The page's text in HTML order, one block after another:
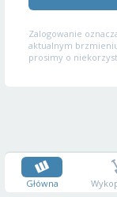
Zalogowanie
aktualnym
prosimy o
Główna